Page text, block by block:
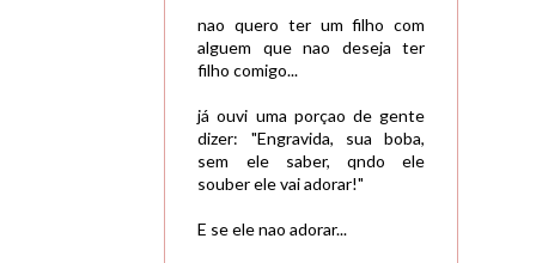
nao quero ter um filho com
alguem que nao deseja ter
filho comigo...
já ouvi uma porçao de gente
dizer: "Engravida, sua boba,
sem ele saber, qndo ele
souber ele vai adorar!"
E se ele nao adorar...